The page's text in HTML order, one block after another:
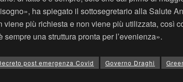
ha spiegato il sottosegretario alla Salute
viene più richiesta e non viene più utilizzata, così
sempre una struttura pronta per l’evenienza».
post emergenza Covid Governo Draghi